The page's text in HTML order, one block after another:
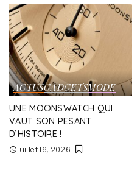
ACTUSGADGETSMODE
UNE MOONSWATCH QUI
VAUT SON PESANT
D’HISTOIRE !
juillet 16, 2026